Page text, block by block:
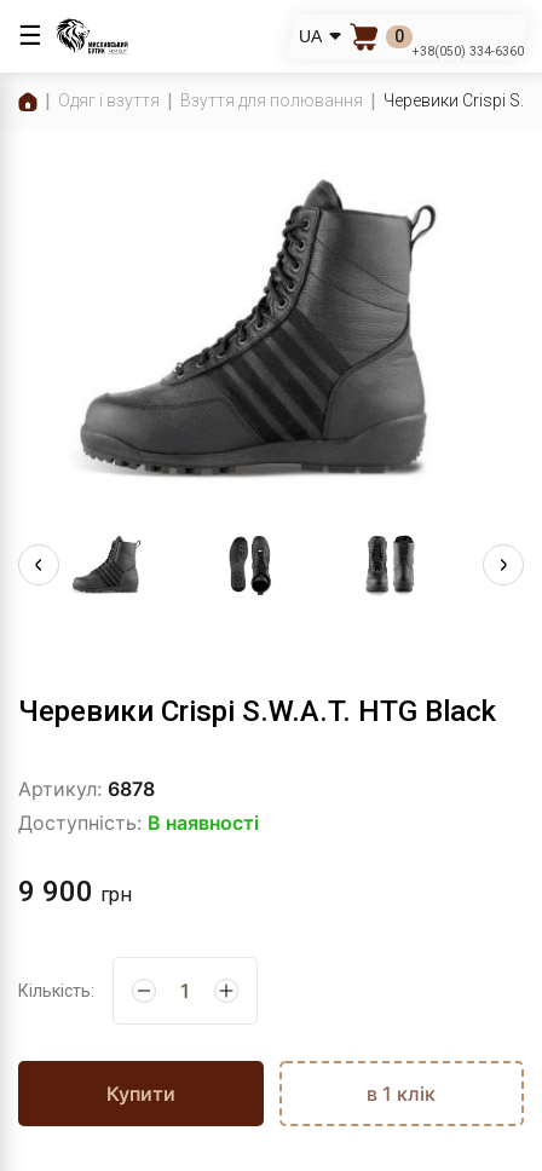
☰ UA 0
+38(050) 334-6360
Одяг і взуття Взуття для полювання Черевики Crispi
Черевики Crispi S.W.A.T. HTG Black
Артикул: 6878
Доступність: В наявності
9 900 грн
Кількість:
Купити в 1 клік